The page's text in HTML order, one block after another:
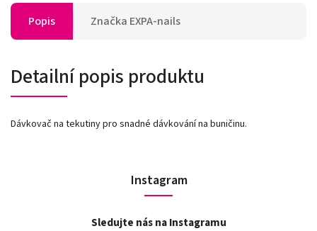
Popis Značka EXPA-nails
Detailní popis produktu
Dávkovač na tekutiny pro snadné dávkování na buničinu.
Instagram
Sledujte nás na Instagramu